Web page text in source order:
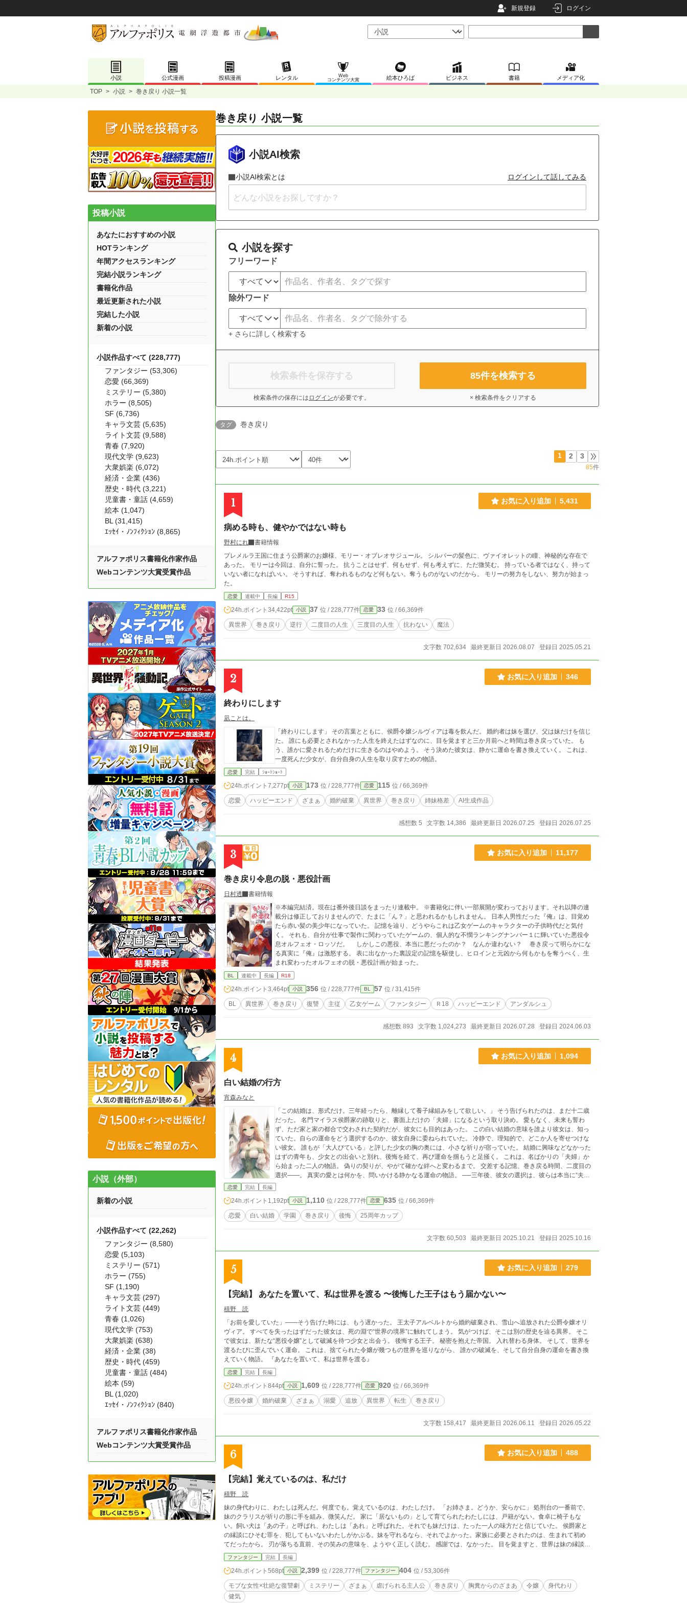
新規登録 ログイン
小説 公式漫画 投稿漫画 レンタル
Web
コンテンツ大賞
絵本ひろば ビジネス 書籍 メディア化
TOP > 小説 > 巻き戻り 小説一覧
巻き戻り 小説一覧
小説AI検索
小説AI検索とは ログインして話してみる
小説を探す
フリーワード
除外ワード
+ さらに詳しく検索する
検索条件を保存する
検索条件の保存には ログインが必要です。
85件を検索する
× 検索条件をクリアする
タグ 巻き戻り
1 2 3
85件
1 お気に入り追加 5,431
病める時も、健やかではない時も
野村にれ
書籍情報
プレメルラ王国に住まう公爵家のお嬢様、モリー・オブレオサジュール。 シルバーの髪色に、ヴァイオレットの瞳、神秘的な存在で
あった。 モリーは今回は、自分に誓った。 抗うことはせず、何もせず、何も考えずに、ただ微笑む。 持っている者ではなく、持って
いない者になればいい。 そうすれば、奪われるものなど何もない。奪うものがないのだから。 モリーの努力をしない、努力が始まっ
た。
恋愛 連載中 長編 R15
24h.ポイント 34,422pt 小説 37 位 / 228,777件 恋愛 33 位 / 66,369件
異世界 巻き戻り 逆行 二度目の人生 三度目の人生 抗わない 魔法
文字数 702,634 最終更新日 2026.08.07 登録日 2025.05.21
2 お気に入り追加 346
終わりにします
凪ことは。
「終わりにします」 その言葉とともに、侯爵令嬢シルヴィアは毒を飲んだ。 婚約者は妹を選び、父は妹だけを信じ
た。 誰にも必要とされなかった人生を終えたはずなのに、目を覚ますと三か月前へと時間は巻き戻っていた。 も
う、誰かに愛されるためだけに生きるのはやめよう。 そう決めた彼女は、静かに運命を書き換えていく。 これは、
一度死んだ少女が、自分自身の人生を取り戻すための物語。
恋愛 完結 ｼｮｰﾄｼｮｰﾄ
24h.ポイント 7,277pt 小説 173 位 / 228,777件 恋愛 115 位 / 66,369件
恋愛 ハッピーエンド ざまぁ 婚約破棄 異世界 巻き戻り 姉妹格差 AI生成作品
感想数 5 文字数 14,386 最終更新日 2026.07.25 登録日 2026.07.25
3 お気に入り追加 11,177
巻き戻り令息の脱・悪役計画
日村透
書籍情報
※本編完結済。現在は番外後日談をまったり連載中。 ※書籍化に伴い一部展開が変わっております。それ以降の連
載分は修正しておりませんので、たまに「ん？」と思われるかもしれません。 日本人男性だった『俺』は、目覚め
たら赤い髪の美少年になっていた。 記憶を辿り、どうやらこれは乙女ゲームのキャラクターの子供時代だと気付
く。 それも、自分が仕事で製作に関わっていたゲームの、個人的な不憫ランキングナンバー１に輝いていた悪役令
息オルフェオ・ロッソだ。 しかしこの悪役、本当に悪だったのか？ なんか違わない？ 巻き戻って明らかにな
る真実に『俺』は激怒する。 表に出なかった裏設定の記憶を駆使し、ヒロインと元凶から何もかもを奪うべく、生
まれ変わったオルフェオの脱・悪役計画が始まった。
BL 連載中 長編 R18
24h.ポイント 3,464pt 小説 356 位 / 228,777件 BL 57 位 / 31,415件
BL 異世界 巻き戻り 復讐 主従 乙女ゲーム ファンタジー Ｒ18 ハッピーエンド アンダルシュ
感想数 893 文字数 1,024,273 最終更新日 2026.07.28 登録日 2024.06.03
4 お気に入り追加 1,094
白い結婚の行方
宵森みなと
「この結婚は、形式だけ。三年経ったら、離縁して養子縁組みをして欲しい。」 そう告げられたのは、まだ十二歳
だった。 名門マイラス侯爵家の跡取りと、書面上だけの「夫婦」になるという取り決め。 愛もなく、未来も誓わ
ず、ただ家と家の都合で交わされた契約だが、彼女にも目的はあった。 この白い結婚の意味を誰より彼女は、知っ
ていた。自らの運命をどう選択するのか、彼女自身に委ねられていた。 冷静で、理知的で、どこか人を寄せつけな
い彼女。 誰もが「大人びている」と評した少女の胸の奥には、小さな祈りが宿っていた。 結婚に興味などなかった
はずの青年も、少女との出会いと別れ、後悔を経て、再び運命を掴もうと足掻く。 これは、名ばかりの「夫婦」か
ら始まった二人の物語。 偽りの契りが、やがて確かな絆へと変わるまで。 交差する記憶、巻き戻る時間、二度目の
選択――。 真実の愛とは何かを、問いかける静かなる運命の物語。 ──三年後、彼女の選択は、彼らは本当に“夫
恋愛 完結 長編
24h.ポイント 1,192pt 小説 1,110 位 / 228,777件 恋愛 635 位 / 66,369件
恋愛 白い結婚 学園 巻き戻り 後悔 25周年カップ
文字数 60,503 最終更新日 2025.10.21 登録日 2025.10.16
5 お気に入り追加 279
【完結】 あなたを置いて、私は世界を渡る 〜後悔した王子はもう届かない〜
積野 読
「お前を愛していた」――そう告げた時には、もう遅かった。 王太子アルベルトから婚約破棄され、雪山へ追放された公爵令嬢オリ
ヴィア。 すべてを失ったはずだった彼女は、死の淵で“世界の境界”に触れてしまう。 気がつけば、そこは別の歴史を辿る異界。 そこ
で彼女は、新たな“悪役令嬢”として破滅を待つ少女と出会う。 後悔する王子。 秘密を抱えた帝国。 入れ替わる身体。 そして、世界を
渡るたびに歪んでいく運命。 これは、捨てられた令嬢が幾つもの世界を巡りながら、 誰かの破滅を、そして自分自身の運命を書き換
えていく物語。 『あなたを置いて、私は世界を渡る』
恋愛 完結 長編
24h.ポイント 844pt 小説 1,609 位 / 228,777件 恋愛 920 位 / 66,369件
悪役令嬢 婚約破棄 ざまぁ 溺愛 追放 異世界 転生 巻き戻り
文字数 158,417 最終更新日 2026.06.11 登録日 2026.05.22
6 お気に入り追加 488
【完結】覚えているのは、私だけ
積野 読
妹の身代わりに、わたしは死んだ。何度でも。覚えているのは、わたしだけ。 「お姉さま。どうか、安らかに」 処刑台の一番前で、
妹のクラリスが祈りの形に手を組み、微笑んだ。 家に「居ないもの」として育てられたわたしには、戸籍がない。食卓に椅子もな
い。飼い犬は「あの子」と呼ばれ、わたしは「あれ」と呼ばれた。それでも妹だけは、たった一人の味方だと信じていた。 侯爵家と
の縁談にひそむ罪を、犯してもいないわたしがかぶる。妹を守れるなら、それでよかった。家族に必要とされたのは、生まれて初め
てだったから。 刃が落ちる直前、その笑みの意味を、ようやく正しく読む。 感謝では、なかった。 目を覚ますと、世界は妹の縁談が
決まった、あの朝に戻っていた。 何度死んでも、戻るのは同じ朝。みんな忘れて、覚えているのは、わたしだけ。 けれど、ひとつだ
け変えられる。 死ぬ前にこの手でひとり仕留めれば、そのひとりは次の世界から消える。 人として数えられなかったわたしを、誰も
疑わない。 まさか、自分を滅ぼすのが、あの娘だとは。 なぜ、わたしは「影の子」に選ばれたのか。 その答えにたどり着くころ、わ
たしはもう、自分が誰だったかも—— ひとりずつ、静かに。 覚えているのは、わたしだけ。
ファンタジー 完結 長編
24h.ポイント 568pt 小説 2,399 位 / 228,777件 ファンタジー 404 位 / 53,306件
モブな女性×壮絶な復讐劇 ミステリー ざまぁ 虐げられる主人公 巻き戻り 胸糞からのざまあ 令嬢
身代わり
健気
投稿小説
あなたにおすすめの小説
HOTランキング
年間アクセスランキング
完結小説ランキング
書籍化作品
最近更新された小説
完結した小説
新着の小説
小説作品すべて (228,777)
ファンタジー (53,306)
恋愛 (66,369)
ミステリー (5,380)
ホラー (8,505)
SF (6,736)
キャラ文芸 (5,635)
ライト文芸 (9,588)
青春 (7,920)
現代文学 (9,623)
大衆娯楽 (6,072)
経済・企業 (436)
歴史・時代 (3,221)
児童書・童話 (4,659)
絵本 (1,047)
BL (31,415)
ｴｯｾｲ・ﾉﾝﾌｨｸｼｮﾝ (8,865)
アルファポリス書籍化作家作品
Webコンテンツ大賞受賞作品
小説（外部）
新着の小説
小説作品すべて (22,262)
ファンタジー (8,580)
恋愛 (5,103)
ミステリー (571)
ホラー (755)
SF (1,190)
キャラ文芸 (297)
ライト文芸 (449)
青春 (1,026)
現代文学 (753)
大衆娯楽 (638)
経済・企業 (38)
歴史・時代 (459)
児童書・童話 (484)
絵本 (59)
BL (1,020)
ｴｯｾｲ・ﾉﾝﾌｨｸｼｮﾝ (840)
アルファポリス書籍化作家作品
Webコンテンツ大賞受賞作品